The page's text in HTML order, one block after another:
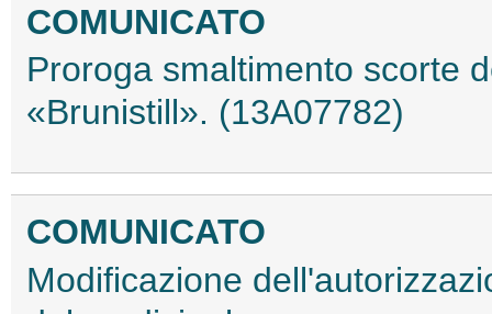
COMUNICATO
Proroga smaltimento scorte
«Brunistill». (13A07782)
COMUNICATO
Modificazione